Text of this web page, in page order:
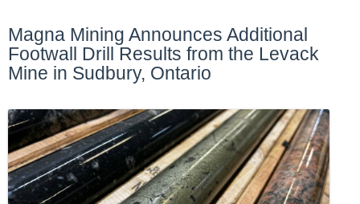
Magna Mining Announces Additional
Footwall Drill Results from the Levack
Mine in Sudbury, Ontario